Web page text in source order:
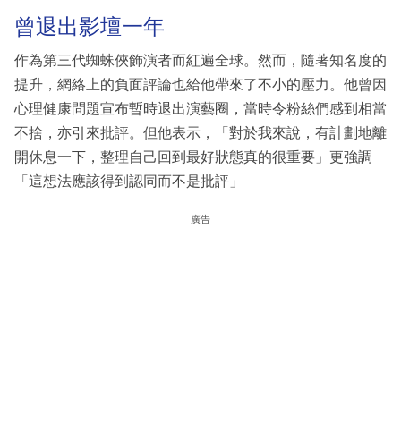
曾退出影壇一年
作為第三代蜘蛛俠飾演者而紅遍全球。然而，隨著知名度的
提升，網絡上的負面評論也給他帶來了不小的壓力。他曾因
心理健康問題宣布暫時退出演藝圈，當時令粉絲們感到相當
不捨，亦引來批評。但他表示，「對於我來說，有計劃地離
開休息一下，整理自己回到最好狀態真的很重要」更強調
「這想法應該得到認同而不是批評」
廣告